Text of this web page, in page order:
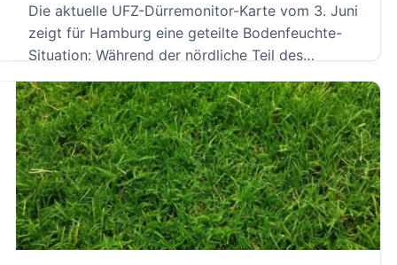
Die aktuelle UFZ-Dürremonitor-Karte vom 3. Juni
zeigt für Hamburg eine geteilte Bodenfeuchte-
Situation: Während der nördliche Teil des
Stadtstaates […]